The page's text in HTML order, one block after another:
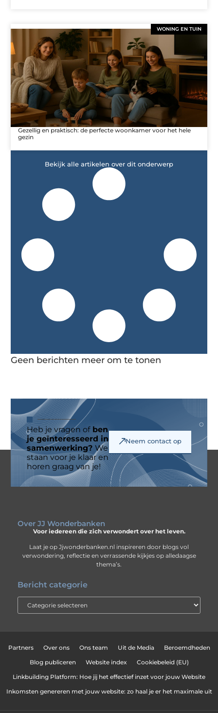
WONING EN TUIN
Gezellig en praktisch: de perfecte woonkamer voor het hele
gezin
Bekijk alle artikelen over dit onderwerp
Geen berichten meer om te tonen
Heb je vragen ofben
je geïnteresseerd in
samenwerking? We
staan voor je klaar en
horen graag van je!
Neem contact op
Over JJ Wonderbanken
Voor iedereen die zich verwondert over het leven.
Laat je op Jjwonderbanken.nl inspireren door blogs vol
verwondering, reflectie en verrassende kijkjes op alledaagse
thema’s.
Bericht categorie
Partners Over ons Ons team Uit de Media Beroemdheden
Blog publiceren Website index Cookiebeleid (EU)
Linkbuilding Platform: Hoe jij het effectief inzet voor jouw Website
Inkomsten genereren met jouw website: zo haal je er het maximale uit